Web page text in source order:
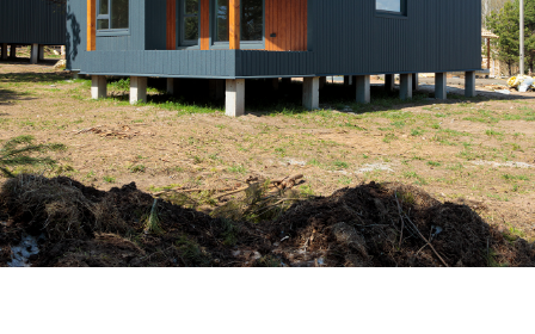
Завершили обрешётку каркаса и кровли
Дом по адресу
ул. Заповедная, 2